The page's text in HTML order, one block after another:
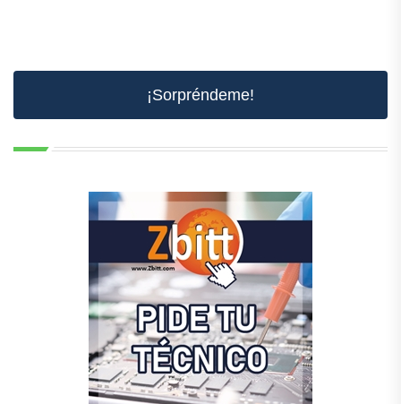
¡Sorpréndeme!